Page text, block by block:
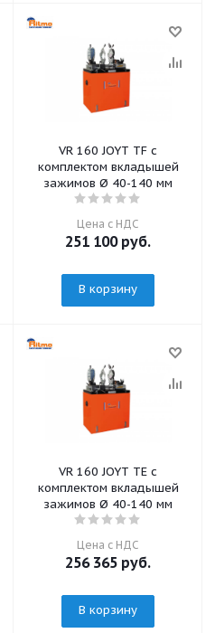
VR 160 JOYT TF с
комплектом вкладышей
зажимов Ø 40-140 мм
Цена с НДС
251 100руб.
В корзину
VR 160 JOYT TE с
комплектом вкладышей
зажимов Ø 40-140 мм
Цена с НДС
256 365 руб.
В корзину